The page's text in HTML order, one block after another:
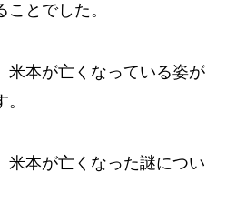
とでした。
米本が亡くなっている姿が
米本が亡くなった謎につい